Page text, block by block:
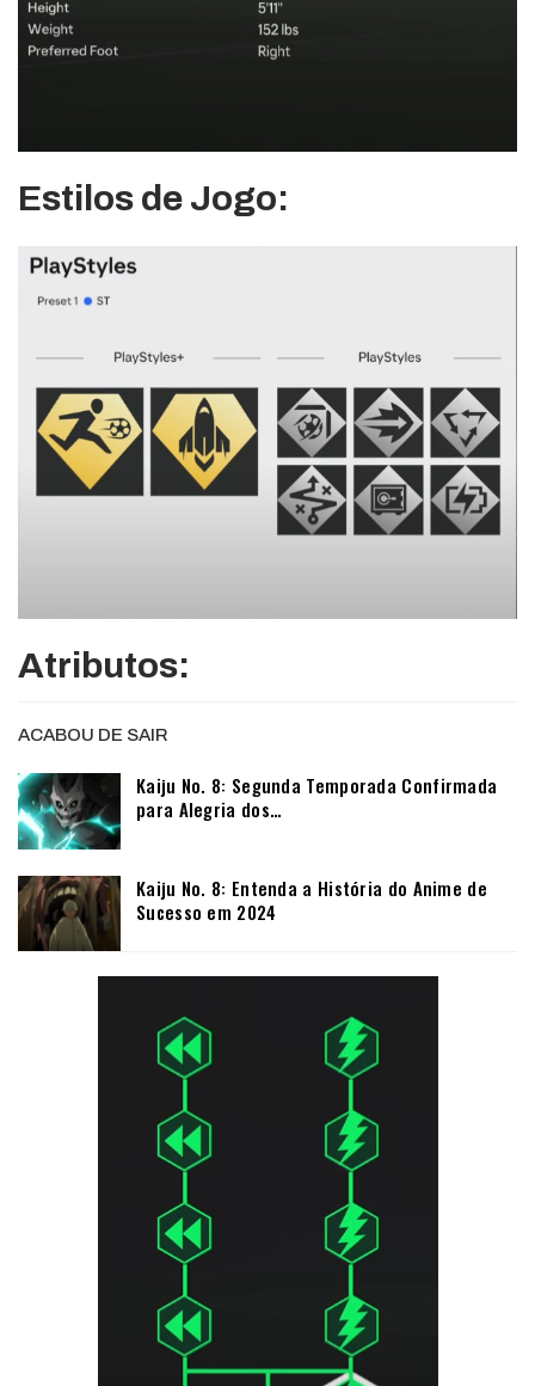
Estilos de Jogo:
Atributos:
ACABOU DE SAIR
Kaiju No. 8: Segunda Temporada Confirmada
para Alegria dos…
Kaiju No. 8: Entenda a História do Anime de
Sucesso em 2024